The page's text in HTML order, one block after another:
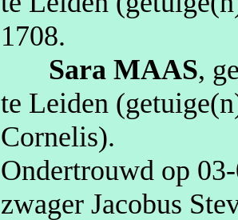
1708.
Sara MAAS,
te Leiden
Cornelis).
Ondertrouwd op
zwager Jacobus